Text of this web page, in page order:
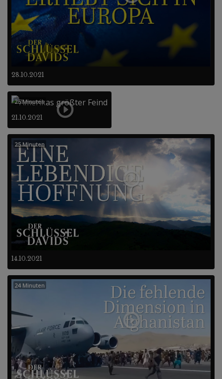
28.10.2021
21.10.2021
25 Minuten
14.10.2021
25 Minuten
24 Minuten